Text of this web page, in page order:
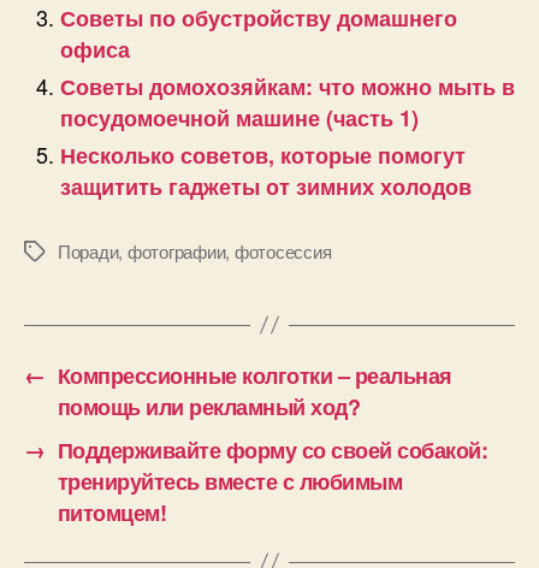
Советы по обустройству домашнего
офиса
Советы домохозяйкам: что можно мыть в
посудомоечной машине (часть 1)
Несколько советов, которые помогут
защитить гаджеты от зимних холодов
Позначки
Поради, фотографии, фотосессия
← Компрессионные колготки – реальная
помощь или рекламный ход?
→ Поддерживайте форму со своей собакой:
тренируйтесь вместе с любимым
питомцем!